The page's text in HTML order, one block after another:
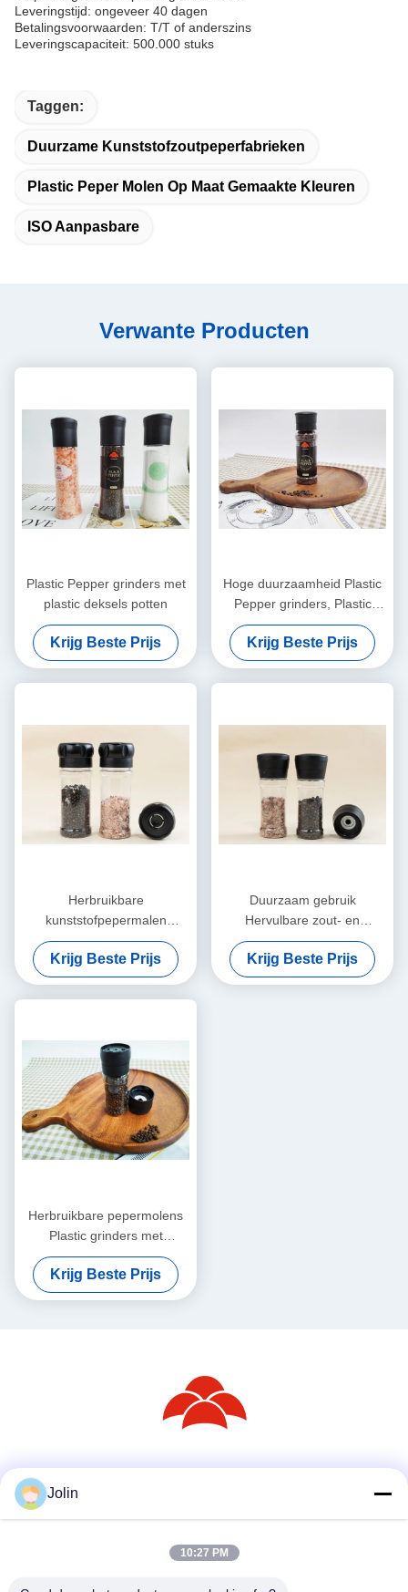
Leveringstijd: ongeveer 40 dagen
Betalingsvoorwaarden: T/T of anderszins
Leveringscapaciteit: 500.000 stuks
Taggen:
Duurzame Kunststofzoutpeperfabrieken
Plastic Peper Molen Op Maat Gemaakte Kleuren
ISO Aanpasbare
Verwante Producten
Plastic Pepper grinders met
plastic deksels potten
Krijg Beste Prijs
Hoge duurzaamheid Plastic
Pepper grinders, Plastic
Pepper Mills gemakkelijk te
gebruiken
Krijg Beste Prijs
Herbruikbare
kunststofpepermalen
Kunststofpepermolen met
keramische kern
Krijg Beste Prijs
Duurzaam gebruik
Hervulbare zout- en
pepersmeulmachines met
keramische kern
Krijg Beste Prijs
Herbruikbare pepermolens
Plastic grinders met
keramische kern
Krijg Beste Prijs
Snel contact
Jolin
10:27 PM